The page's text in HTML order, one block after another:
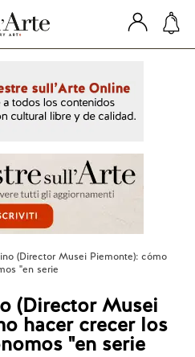
(Director Musei Piemonte): cómo
"en serie
(Director Musei
hacer crecer los
"en serie